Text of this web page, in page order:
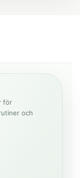
för
och